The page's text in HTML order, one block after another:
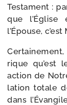
Testament :
que l’Église
l’Épouse,
rique qu’est
action de
la­tion totale
dans